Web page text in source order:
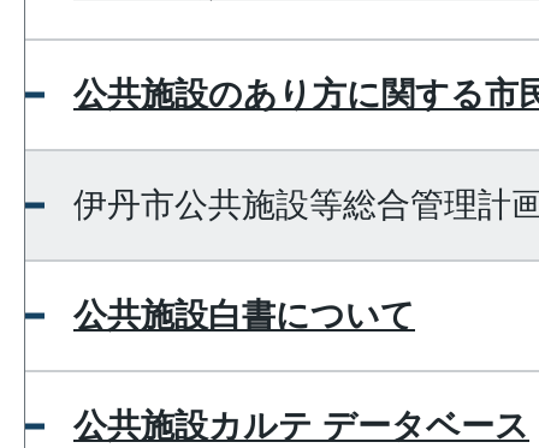
公共施設のあり方に関する市
伊丹市公共施設等総合管理計
公共施設白書について
公共施設カルテ データベース